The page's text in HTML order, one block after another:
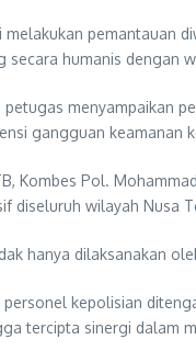
pemantauan
secara humanis dengan
menyampaikan
gangguan keamanan
Kombes Pol.
diseluruh wilayah Nusa
hanya dilaksanakan
kepolisian
tercipta sinergi dalam